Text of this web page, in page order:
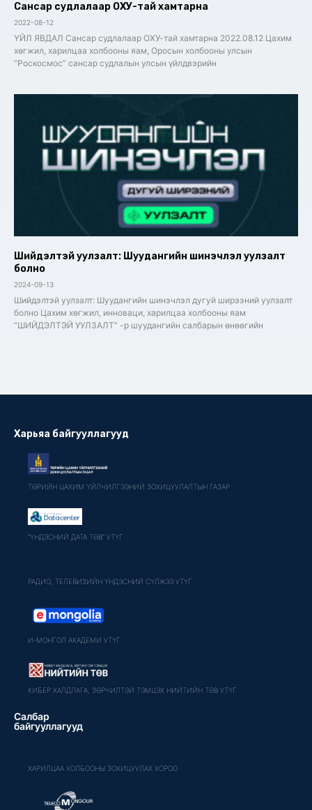
Сансар судлалаар ОХУ-тай хамтарна
2022-08-12
ҮЙЛ ЯВДАЛ Сансар судлалаар ОХУ-тай хамтарна 2022.08.12 Цахим
хөгжил, харилцаа холбооны яам, Оросын холбооны улсын
“Роскосмос” сансар судлалын улсын үйлдвэрийн
Шийдэлтэй уулзалт: Шуудангийн шинэчлэл уулзалт
болно
2024-09-13
Шийдэлтэй уулзалт: Шуудангийн шинэчлэл дугуй ширээний уулзалт
болно Цахим хөгжил, инноваци, харилцаа холбооны яам
“ШИЙДЭЛТЭЙ УУЛЗАЛТ” -р шуудангийн салбарын өнөөгийн
Харьяа байгууллагууд
ТӨРИЙН ЦАХИМ ҮЙЛЧИЛГЭЭНИЙ ЗОХИЦУУЛАЛТЫН ГАЗАР
"ҮНДЭСНИЙ ДАТА ТӨВ" УТҮГ
РАДИО, ТЕЛЕВИЗИЙН ҮНДЭСНИЙ СҮЛЖЭЭ УТҮГ
И-МОНГОЛ АКАДЕМИ УТҮГ
КИБЕР ХАЛДЛАГА, ЗӨРЧИЛТЭЙ ТЭМЦЭХ НИЙТИЙН ТӨВ УТҮГ
Салбар
байгууллагууд
ХАРИЛЦАА ХОЛБООНЫ ЗОХИЦУУЛАХ ХОРОО